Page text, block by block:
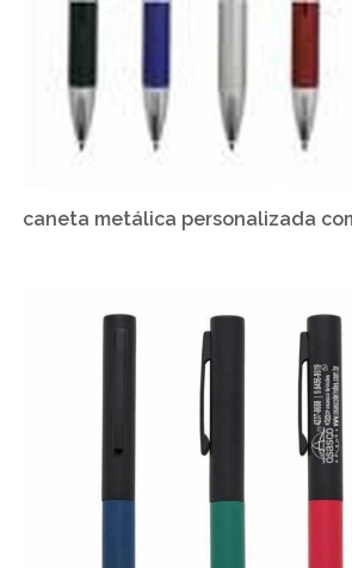
caneta metálica personalizada